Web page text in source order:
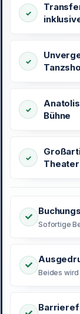
Bühne
Sofortige
Beides